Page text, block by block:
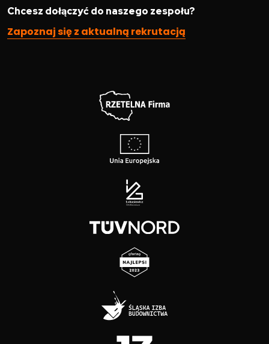
Chcesz dołączyć do naszego zespołu?
Zapoznaj się z aktualną rekrutacją